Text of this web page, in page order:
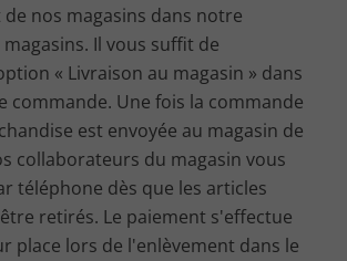
nos magasins dans notre
Il vous suffit de
« Livraison au magasin » dans
commande. Une fois la commande
est envoyée au magasin de
collaborateurs du magasin vous
téléphone dès que les articles
retirés. Le paiement s'effectue
place lors de l'enlèvement dans le